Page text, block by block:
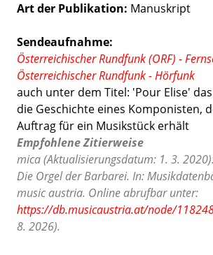
Art der Publikation Manuskript
Sendeaufnahme:
Österreichischer Rundfunk (ORF) -
Österreichischer Rundfunk - Hörfunk
auch unter dem Titel: 'Pour Elise'
die Geschichte eines Komponisten,
Auftrag für ein Musikstück erhält
Empfohlene Zitierweise
mica (Aktualisierungsdatum: 1. 3.
Die Orgel der Barbarei. In:
music austria. Online abrufbar unter:
https://db.musicaustria.at/node/
8. 2026).